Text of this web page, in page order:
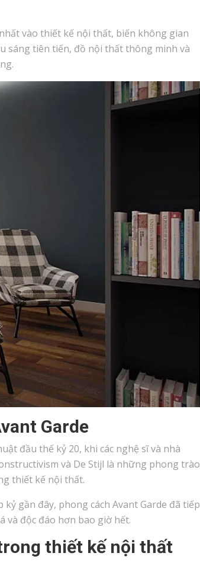
vào thiết kế nội thất, biến không gian
sáng tiên tiến, đồ nội thất thông minh và
Garde
đầu thế kỷ 20, khi các nghệ sĩ và nhà
và De Stijl là những phong trào
thiết kế nội thất.
gần đây, phong cách Avant Garde đã tiếp
độc đáo hơn bao giờ hết.
thiết kế nội thất